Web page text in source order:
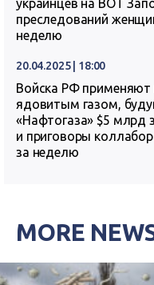
украинцев на ВОТ
преследований
неделю
20.04.2025 | 18:00
Войска РФ применяют
ядовитым газом,
«Нафтогаза» $5 млрд
и приговоры
за неделю
MORE